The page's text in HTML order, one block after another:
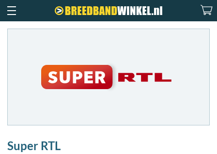
Super RTL